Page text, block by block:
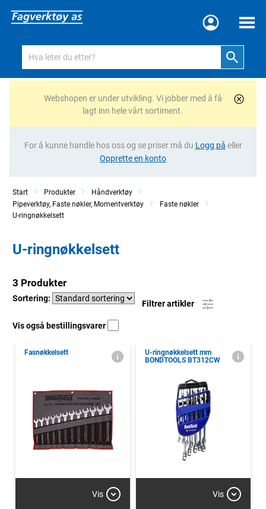
Meny
Webshopen er under utvikling. Vi jobber med å få
lagt inn hele vårt sortiment.
For å kunne handle hos oss og se priser må du Logg på eller
Opprette en konto
Start Produkter
Håndverktøy
Pipeverktøy, Faste nøkler, Momentverktøy
Faste nøkler
U-ringnøkkelsett
U-ringnøkkelsett
3 Produkter
Sortering:
Filtrer artikler
Vis også bestillingsvarer
Fasnøkkelsett
Vis
U-ringnøkkelsett mm
BONDTOOLS BT312CW
Vis